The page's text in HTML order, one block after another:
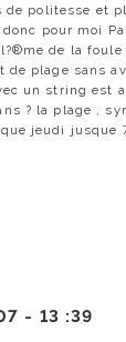
politesse et
pour moi
de la
de plage sans
un string est
? la plage ,
jeudi jusque
- 13 :39